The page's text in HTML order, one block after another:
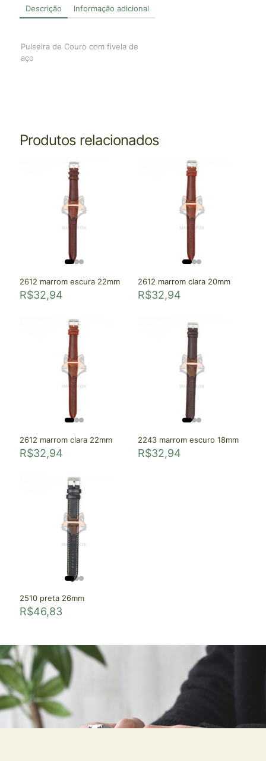
Descrição Informação adicional
Pulseira de Couro com fivela de
aço
Produtos relacionados
2612 marrom escura 22mm
R$32,94
2612 marrom clara 20mm
R$32,94
2612 marrom clara 22mm
R$32,94
2243 marrom escuro 18mm
R$32,94
2510 preta 26mm
R$46,83